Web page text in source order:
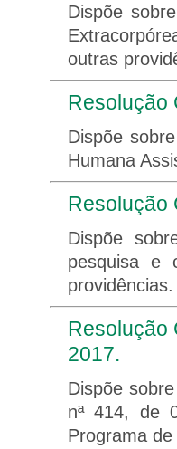
Dispõe
outras
Resolução
Dispõe
Humana
Resolução
Dispõe
pesquisa e
Resolução
2017.
Dispõe
nª 414, de
Programa